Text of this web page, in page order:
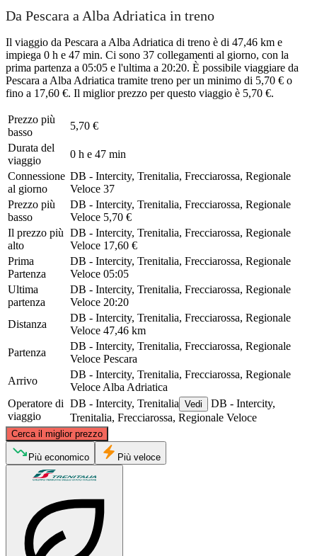
Da Pescara a Alba Adriatica in treno
Il viaggio da Pescara a Alba Adriatica di treno è di 47,46 km e
impiega 0 h e 47 min. Ci sono 37 collegamenti al giorno, con la
prima partenza a 05:05 e l'ultima a 20:20. È possibile viaggiare da
Pescara a Alba Adriatica tramite treno per un minimo di 5,70 € o
fino a 17,60 €. Il miglior prezzo per questo viaggio è 5,70 €.
Prezzo più
basso
5,70 €
Durata del
viaggio
0 h e 47 min
Connessione
al giorno
DB - Intercity, Trenitalia, Frecciarossa, Regionale
Veloce 37
Prezzo più
basso
DB - Intercity, Trenitalia, Frecciarossa, Regionale
Veloce 5,70 €
Il prezzo più
alto
DB - Intercity, Trenitalia, Frecciarossa, Regionale
Veloce 17,60 €
Prima
Partenza
DB - Intercity, Trenitalia, Frecciarossa, Regionale
Veloce 05:05
Ultima
partenza
DB - Intercity, Trenitalia, Frecciarossa, Regionale
Veloce 20:20
Distanza
DB - Intercity, Trenitalia, Frecciarossa, Regionale
Veloce 47,46 km
Partenza
DB - Intercity, Trenitalia, Frecciarossa, Regionale
Veloce Pescara
Arrivo
DB - Intercity, Trenitalia, Frecciarossa, Regionale
Veloce Alba Adriatica
Operatore di
viaggio
DB - Intercity, Trenitalia Vedi
DB - Intercity,
Trenitalia, Frecciarossa, Regionale Veloce
Cerca il miglior prezzo
Alba Adriatica
©CARTO, ©OpenStreetMapcontributors
Più economico Più veloce